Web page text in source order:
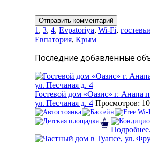
1 , 3, 4, Evpatoriya, Wi-Fi,
Евпатория, Крым
Последние добавленные
Гостевой дом «Оазис» г. Анапа
ул. Песчаная д. 4 Просмотров: